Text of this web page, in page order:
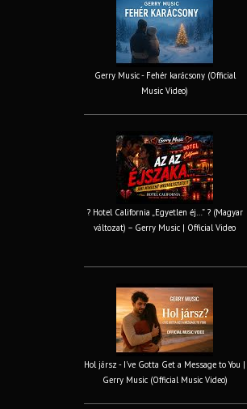
Gerry Music - Fehér karácsony (Official
Music Video)
? Hotel California „Egyetlen éj…” ? (Magyar
változat) – Gerry Music | Official Video
Hol jársz - I've Gotta Get a Message to You |
Gerry Music (Official Music Video)